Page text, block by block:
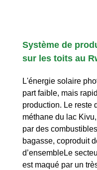
Système de
sur les toits au
L'énergie solaire
part faible, mais
production. Le reste
méthane du lac
par des
bagasse, coproduit
d’ensembleLe
est maqué par un